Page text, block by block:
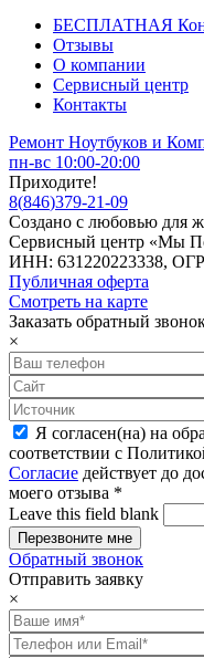
БЕСПЛАТНАЯ
Отзывы
О компании
Сервисный центр
Контакты
Ремонт Ноутбуков и
пн-вс 10:00-20:00
Приходите!
8(846)379-21-09
Создано с любовью для
Сервисный центр «Мы
ИНН: 631220223338,
Публичная оферта
Смотреть на карте
Заказать обратный
×
Я согласен(на) на
соответствии с
Согласие действует до
моего отзыва *
Leave this field blank
Обратный звонок
Отправить заявку
×